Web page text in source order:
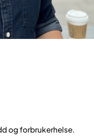
og forbrukerhelse.